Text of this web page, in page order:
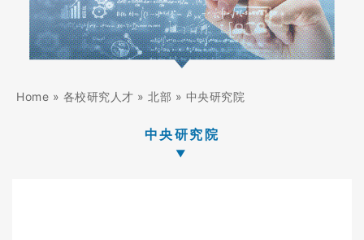
Home » 各校研究人才 » 北部 » 中央研究院
中央研究院